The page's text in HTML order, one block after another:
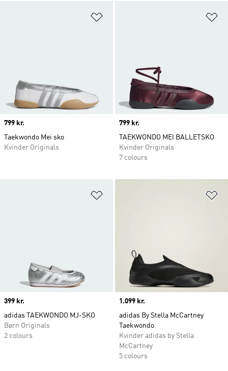
Price
799 kr.
Taekwondo Mei sko
Kvinder Originals
Price
799 kr.
TAEKWONDO MEI BALLETSKO
Kvinder Originals
7 colours
Price
399 kr.
adidas TAEKWONDO MJ-SKO
Børn Originals
2 colours
Price
1.099 kr.
adidas By Stella McCartney
Taekwondo
Kvinder adidas by Stella
McCartney
5 colours